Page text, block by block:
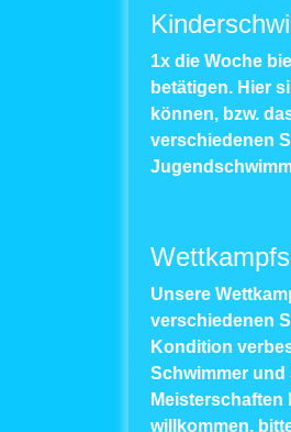
1x die Woche
betätigen. Hier
können, bzw.
verschiedenen
Unsere
verschiedenen
Kondition
Schwimmer
Meisterschaften
willkommen,